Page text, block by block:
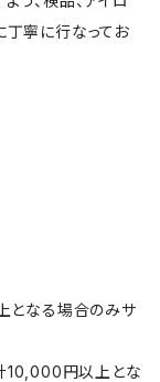
丁寧に行なってお
となる場合のみサ
10,000円以上とな